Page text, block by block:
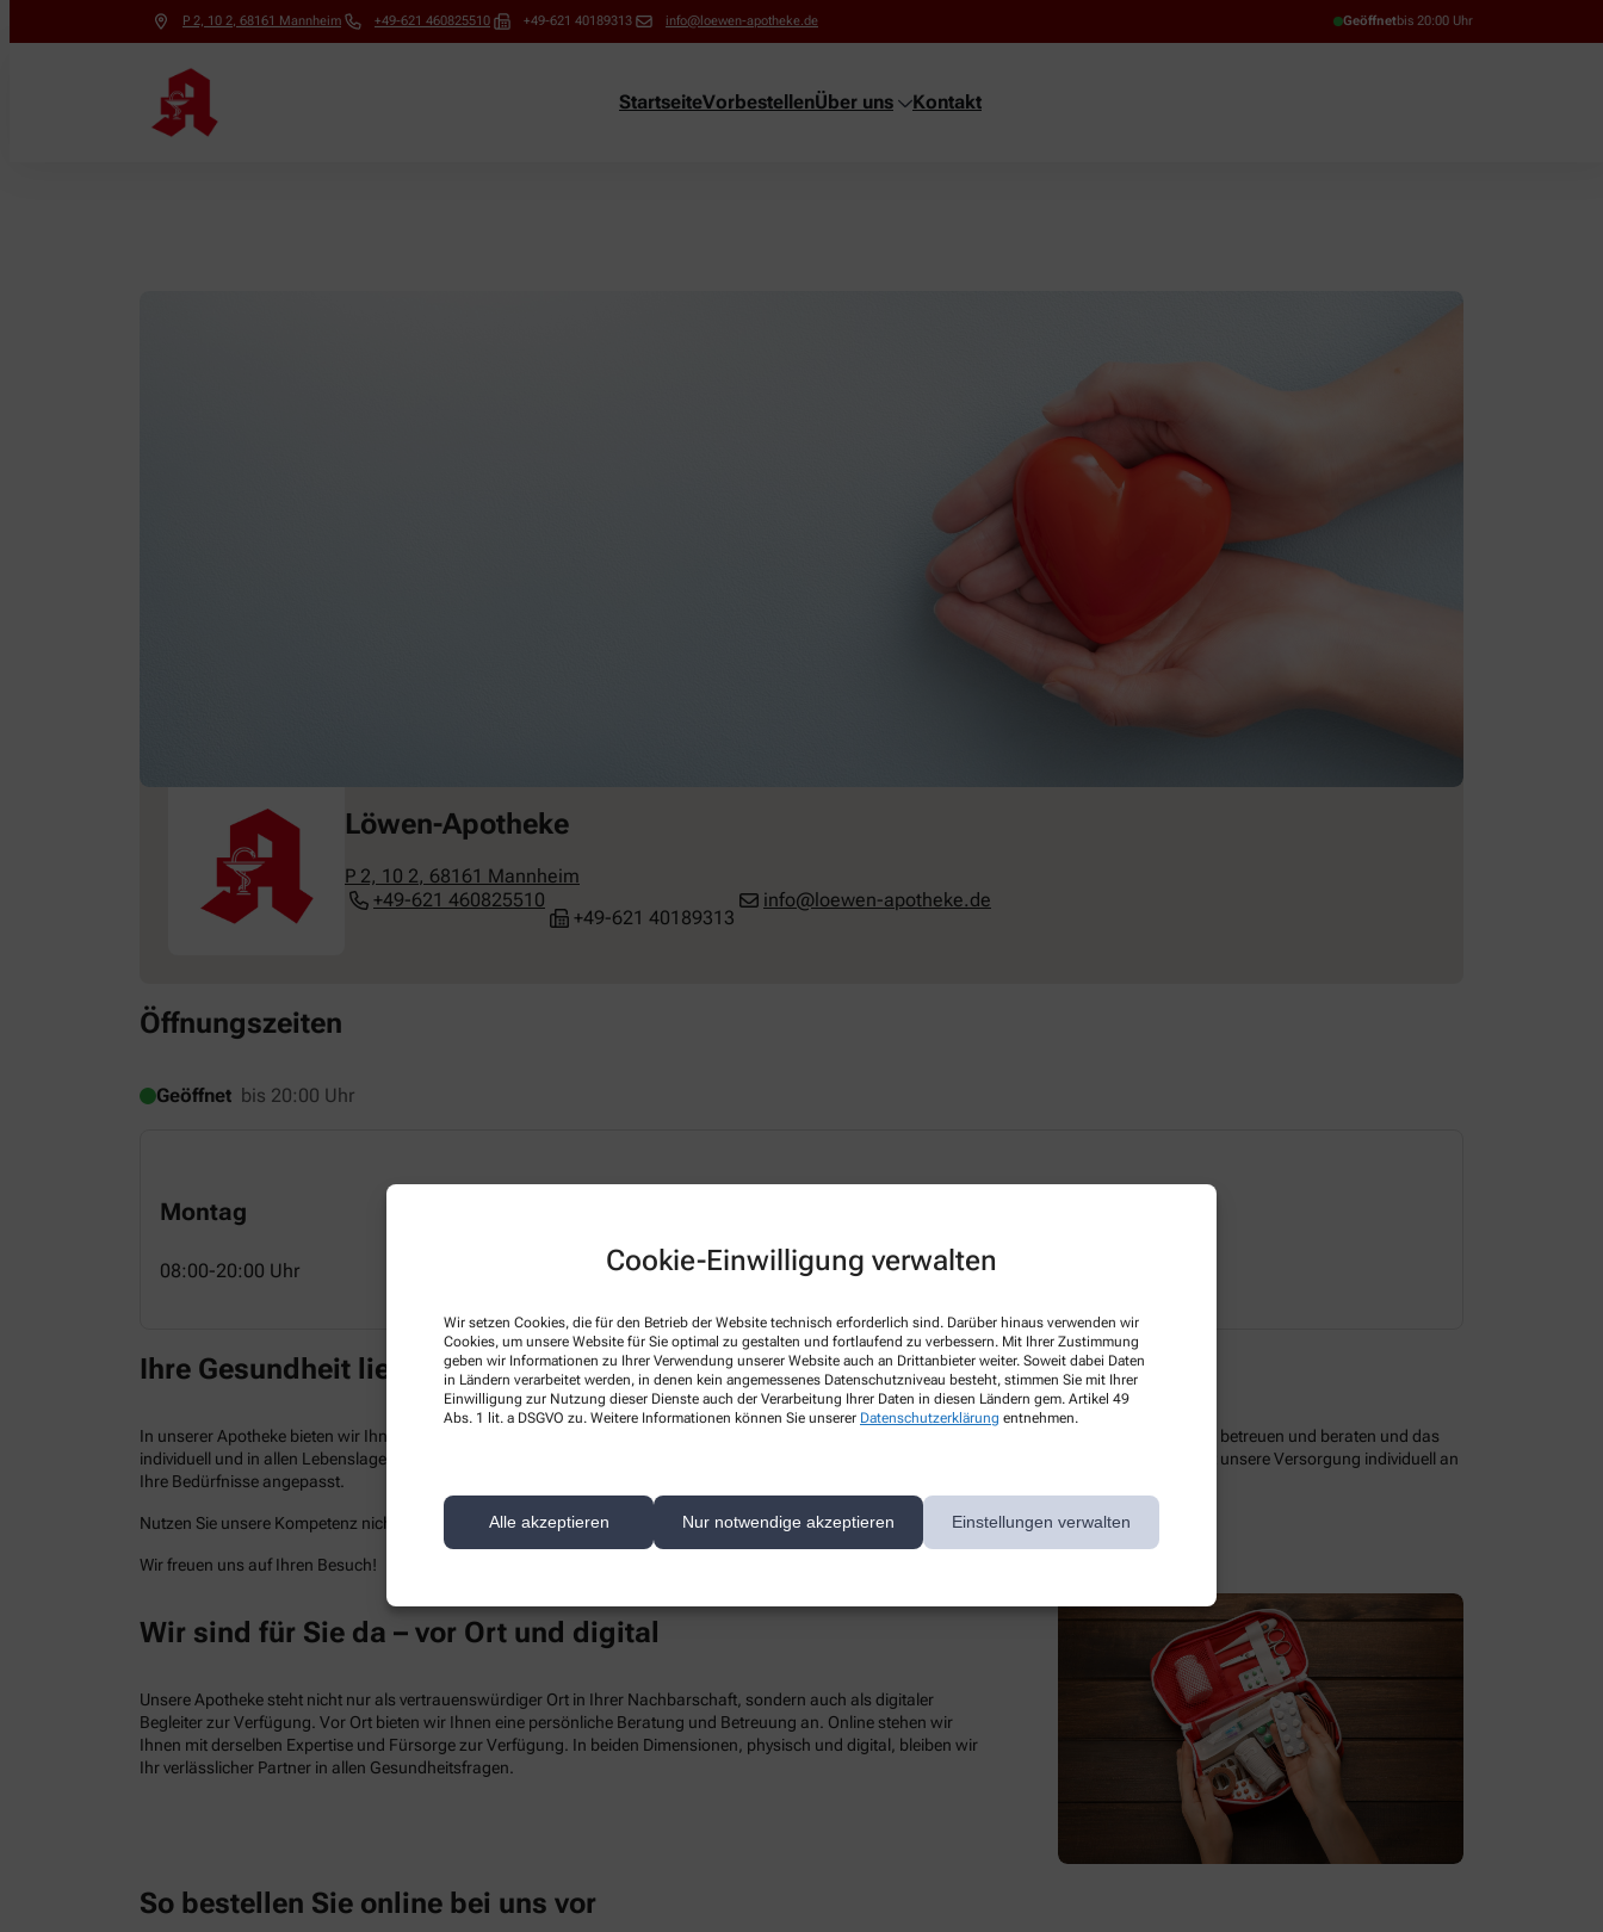
Cookie-Einwilligung verwalten
Wir setzen Cookies, die für den Betrieb der Website technisch erforderlich sind. Darüber hinaus verwenden wir
Cookies, um unsere Website für Sie optimal zu gestalten und fortlaufend zu verbessern. Mit Ihrer Zustimmung
geben wir Informationen zu Ihrer Verwendung unserer Website auch an Drittanbieter weiter. Soweit dabei Daten
in Ländern verarbeitet werden, in denen kein angemessenes Datenschutzniveau besteht, stimmen Sie mit Ihrer
Einwilligung zur Nutzung dieser Dienste auch der Verarbeitung Ihrer Daten in diesen Ländern gem. Artikel 49
Abs. 1 lit. a DSGVO zu. Weitere Informationen können Sie unserer Datenschutzerklärung entnehmen.
Alle akzeptieren Nur notwendige akzeptieren Einstellungen verwalten
P 2, 10 2, 68161 Mannheim +49-621 460825510 +49-621 40189313 info@loewen-apotheke.de Geöffnetbis 20:00 Uhr
StartseiteVorbestellenÜber uns Kontakt
Löwen-Apotheke
P 2, 10 2, 68161 Mannheim
+49-621 460825510
+49-621 40189313
info@loewen-apotheke.de
Öffnungszeiten
Geöffnet bis 20:00 Uhr
Montag
08:00-20:00 Uhr
Ihre Gesundheit liegt uns am Herzen!
In unserer Apotheke bieten wir Ihnen kompetenten Service rund um Ihre Gesundheit und Ihr Wohlbefinden. Unser Ziel ist es, Sie optimal zu versorgen, betreuen und beraten und das
individuell und in allen Lebenslagen. Neben einem breiten Leistungsspektrum, fachkundiger und persönlicher Beratung und umfassendem Service ist unsere Versorgung individuell an
Ihre Bedürfnisse angepasst.
Nutzen Sie unsere Kompetenz nicht nur vor Ort, sondern auch online. So sparen Sie doppelte Wege und profitieren von exklusiven Angeboten.
Wir freuen uns auf Ihren Besuch!
Wir sind für Sie da – vor Ort und digital
Unsere Apotheke steht nicht nur als vertrauenswürdiger Ort in Ihrer Nachbarschaft, sondern auch als digitaler
Begleiter zur Verfügung. Vor Ort bieten wir Ihnen eine persönliche Beratung und Betreuung an. Online stehen wir
Ihnen mit derselben Expertise und Fürsorge zur Verfügung. In beiden Dimensionen, physisch und digital, bleiben wir
Ihr verlässlicher Partner in allen Gesundheitsfragen.
So bestellen Sie online bei uns vor